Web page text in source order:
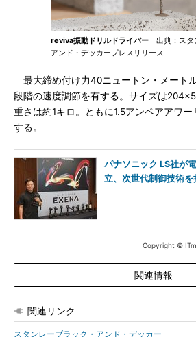
reviva振動ドリルドライバー 出典：スタ
アンド・デッカープレスリリース
最大締め付け力40ニュートン・メート
段階の速度調節を有する。サイズは
重さは約1キロ。ともに1.5アンペアアワ
する。
パナソニック LS社が
立、次世代制御技術
Copyright ©
関連情報
関連リンク
スタンレーブラック・アンド・デッカー